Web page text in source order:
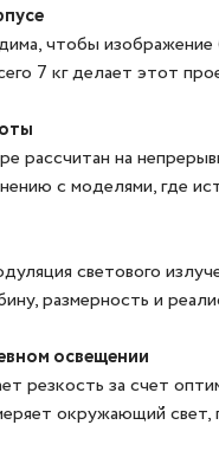
чтобы
7 кг делает этот
рассчитан на
с моделями, где
светового
размерность и
освещении
резкость за счет
окружающий свет,